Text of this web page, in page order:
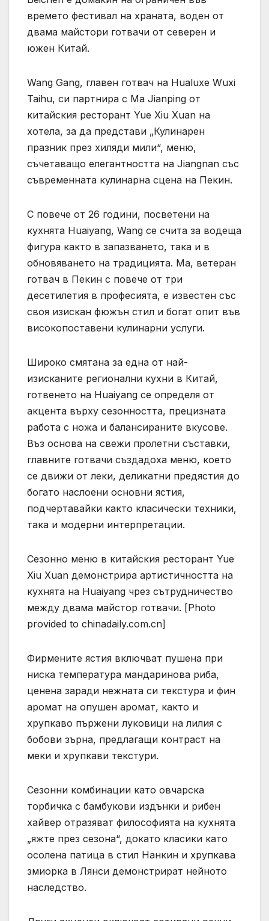
времето фестивал на храната, воден от
двама майстори готвачи от северен и
южен Китай.
Wang Gang, главен готвач на Hualuxe Wuxi
Taihu, си партнира с Ma Jianping от
китайския ресторант Yue Xiu Xuan на
хотела, за да представи „Кулинарен
празник през хиляди мили“, меню,
съчетаващо елегантността на Jiangnan със
съвременната кулинарна сцена на Пекин.
С повече от 26 години, посветени на
кухнята Huaiyang, Wang се счита за водеща
фигура както в запазването, така и в
обновяването на традицията. Ма, ветеран
готвач в Пекин с повече от три
десетилетия в професията, е известен със
своя изискан фюжън стил и богат опит във
високопоставени кулинарни услуги.
Широко смятана за една от най-
изисканите регионални кухни в Китай,
готвенето на Huaiyang се определя от
акцента върху сезонността, прецизната
работа с ножа и балансираните вкусове.
Въз основа на свежи пролетни съставки,
главните готвачи създадоха меню, което
се движи от леки, деликатни предястия до
богато наслоени основни ястия,
подчертавайки както класически техники,
така и модерни интерпретации.
Сезонно меню в китайския ресторант Yue
Xiu Xuan демонстрира артистичността на
кухнята на Huaiyang чрез сътрудничество
между двама майстор готвачи. [Photo
provided to chinadaily.com.cn]
Фирмените ястия включват пушена при
ниска температура мандаринова риба,
ценена заради нежната си текстура и фин
аромат на опушен аромат, както и
хрупкаво пържени луковици на лилия с
бобови зърна, предлагащи контраст на
меки и хрупкави текстури.
Сезонни комбинации като овчарска
торбичка с бамбукови издънки и рибен
хайвер отразяват философията на кухнята
„яжте през сезона“, докато класики като
осолена патица в стил Нанкин и хрупкава
змиорка в Лянси демонстрират нейното
наследство.